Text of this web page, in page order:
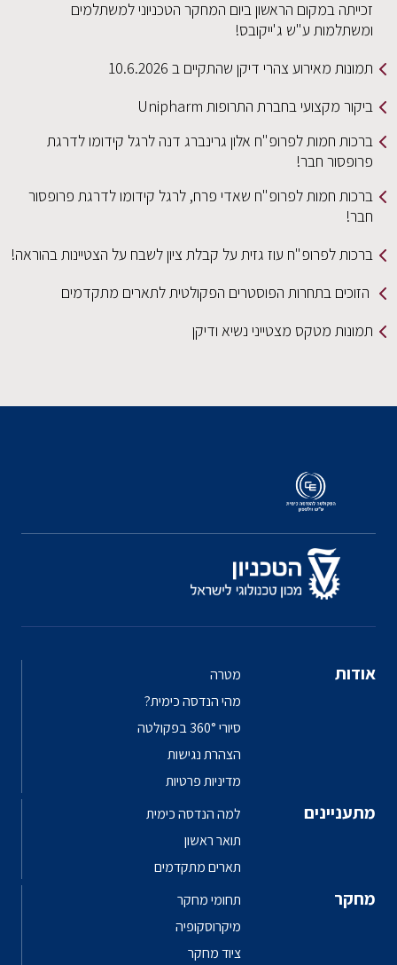
זכייתה במקום הראשון ביום המחקר הטכניוני למשתלמים
ומשתלמות ע"ש ג'ייקובס!
תמונות מאירוע צהרי דיקן שהתקיים ב 10.6.2026
ביקור מקצועי בחברת התרופות Unipharm
ברכות חמות לפרופ"ח אלון גרינברג דנה לרגל קידומו לדרגת
פרופסור חבר!
ברכות חמות לפרופ"ח שאדי פרח, לרגל קידומו לדרגת פרופסור
חבר!
ברכות לפרופ"ח עוז גזית על קבלת ציון לשבח על הצטיינות בהוראה!
הזוכים בתחרות הפוסטרים הפקולטית לתארים מתקדמים
תמונות מטקס מצטייני נשיא ודיקן
אודות
מטרה
מהי הנדסה כימית?
סיורי 360° בפקולטה
הצהרת נגישות
מדיניות פרטיות
מתעניינים
למה הנדסה כימית
תואר ראשון
תארים מתקדמים
מחקר
תחומי מחקר
מיקרוסקופיה
ציוד מחקר